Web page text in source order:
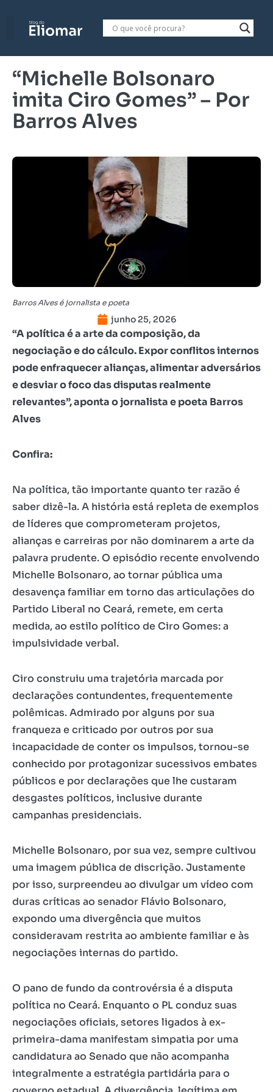
“Michelle Bolsonaro
imita Ciro Gomes” – Por
Barros Alves
Barros Alves é jornalista e poeta
junho 25, 2026
“A política é a arte da composição, da
negociação e do cálculo. Expor conflitos internos
pode enfraquecer alianças, alimentar adversários
e desviar o foco das disputas realmente
relevantes”, aponta o jornalista e poeta Barros
Alves
Confira:
Na política, tão importante quanto ter razão é
saber dizê-la. A história está repleta de exemplos
de líderes que comprometeram projetos,
alianças e carreiras por não dominarem a arte da
palavra prudente. O episódio recente envolvendo
Michelle Bolsonaro, ao tornar pública uma
desavença familiar em torno das articulações do
Partido Liberal no Ceará, remete, em certa
medida, ao estilo político de Ciro Gomes: a
impulsividade verbal.
Ciro construiu uma trajetória marcada por
declarações contundentes, frequentemente
polêmicas. Admirado por alguns por sua
franqueza e criticado por outros por sua
incapacidade de conter os impulsos, tornou-se
conhecido por protagonizar sucessivos embates
públicos e por declarações que lhe custaram
desgastes políticos, inclusive durante
campanhas presidenciais.
Michelle Bolsonaro, por sua vez, sempre cultivou
uma imagem pública de discrição. Justamente
por isso, surpreendeu ao divulgar um vídeo com
duras críticas ao senador Flávio Bolsonaro,
expondo uma divergência que muitos
consideravam restrita ao ambiente familiar e às
negociações internas do partido.
O pano de fundo da controvérsia é a disputa
política no Ceará. Enquanto o PL conduz suas
negociações oficiais, setores ligados à ex-
primeira-dama manifestam simpatia por uma
candidatura ao Senado que não acompanha
integralmente a estratégia partidária para o